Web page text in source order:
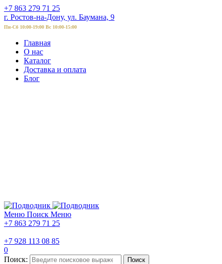
+7 863 279 71 25
г. Ростов-на-Дону, ул. Баумана, 9
Пн-Сб 10:00-19:00 Вс 10:00-15:00
Главная
О нас
Каталог
Доставка и оплата
Блог
Меню Поиск Меню
+7 863 279 71 25
+7 928 113 08 85
0
Поиск:
Поиск